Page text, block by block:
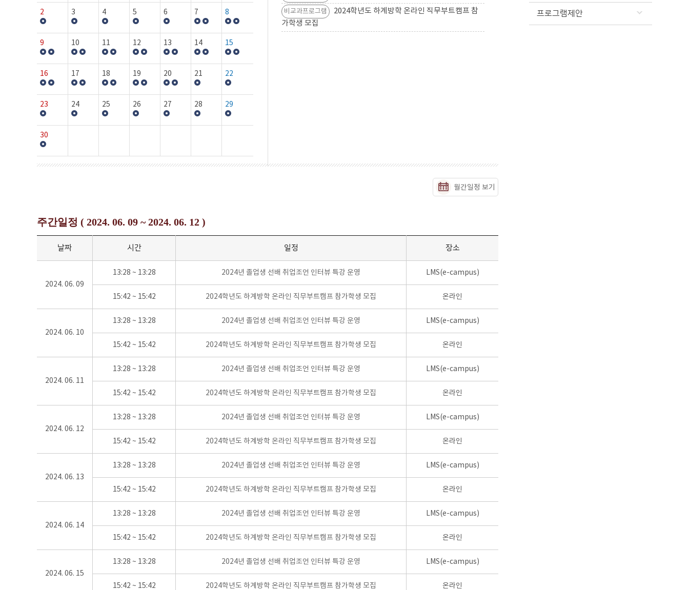
프로그램제안
2 3 4 5 6 7 8
9 10 11 12 13 14 15
16 17 18 19 20 21 22
23 24 25 26 27 28 29
30
비교과프로그램
2024학년도 하계방학 온라인 직무부트캠프 참
가학생 모집
월간일정 보기
주간일정 ( 2024. 06. 09 ~ 2024. 06. 12 )
날짜 시간 일정 장소
2024. 06. 09
13:28 ~ 13:28 2024년 졸업생 선배 취업조언 인터뷰 특강 운영 LMS(e-campus)
15:42 ~ 15:42 2024학년도 하계방학 온라인 직무부트캠프 참가학생 모집 온라인
2024. 06. 10
13:28 ~ 13:28 2024년 졸업생 선배 취업조언 인터뷰 특강 운영 LMS(e-campus)
15:42 ~ 15:42 2024학년도 하계방학 온라인 직무부트캠프 참가학생 모집 온라인
2024. 06. 11
13:28 ~ 13:28 2024년 졸업생 선배 취업조언 인터뷰 특강 운영 LMS(e-campus)
15:42 ~ 15:42 2024학년도 하계방학 온라인 직무부트캠프 참가학생 모집 온라인
2024. 06. 12
13:28 ~ 13:28 2024년 졸업생 선배 취업조언 인터뷰 특강 운영 LMS(e-campus)
15:42 ~ 15:42 2024학년도 하계방학 온라인 직무부트캠프 참가학생 모집 온라인
2024. 06. 13
13:28 ~ 13:28 2024년 졸업생 선배 취업조언 인터뷰 특강 운영 LMS(e-campus)
15:42 ~ 15:42 2024학년도 하계방학 온라인 직무부트캠프 참가학생 모집 온라인
2024. 06. 14
13:28 ~ 13:28 2024년 졸업생 선배 취업조언 인터뷰 특강 운영 LMS(e-campus)
15:42 ~ 15:42 2024학년도 하계방학 온라인 직무부트캠프 참가학생 모집 온라인
2024. 06. 15
13:28 ~ 13:28 2024년 졸업생 선배 취업조언 인터뷰 특강 운영 LMS(e-campus)
15:42 ~ 15:42 2024학년도 하계방학 온라인 직무부트캠프 참가학생 모집 온라인